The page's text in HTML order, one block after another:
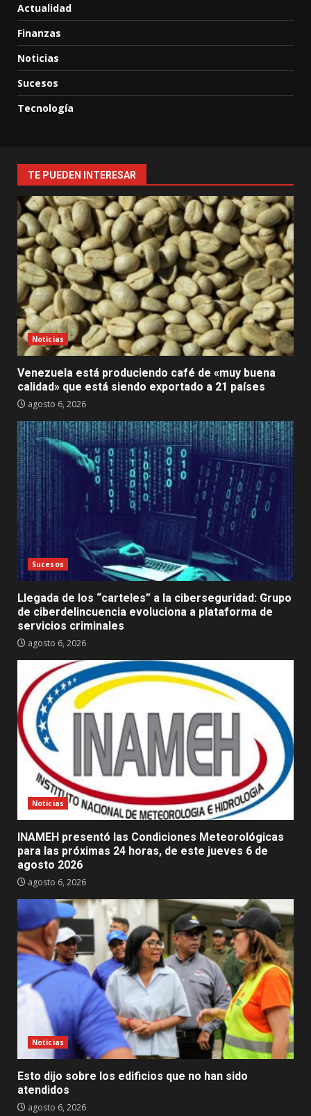
Actualidad
Finanzas
Noticias
Sucesos
Tecnología
TE PUEDEN INTERESAR
Noticias
Venezuela está produciendo café de «muy buena
calidad» que está siendo exportado a 21 países
agosto 6, 2026
Sucesos
Llegada de los “carteles” a la ciberseguridad: Grupo
de ciberdelincuencia evoluciona a plataforma de
servicios criminales
agosto 6, 2026
Noticias
INAMEH presentó las Condiciones Meteorológicas
para las próximas 24 horas, de este jueves 6 de
agosto 2026
agosto 6, 2026
Noticias
Esto dijo sobre los edificios que no han sido
atendidos
agosto 6, 2026